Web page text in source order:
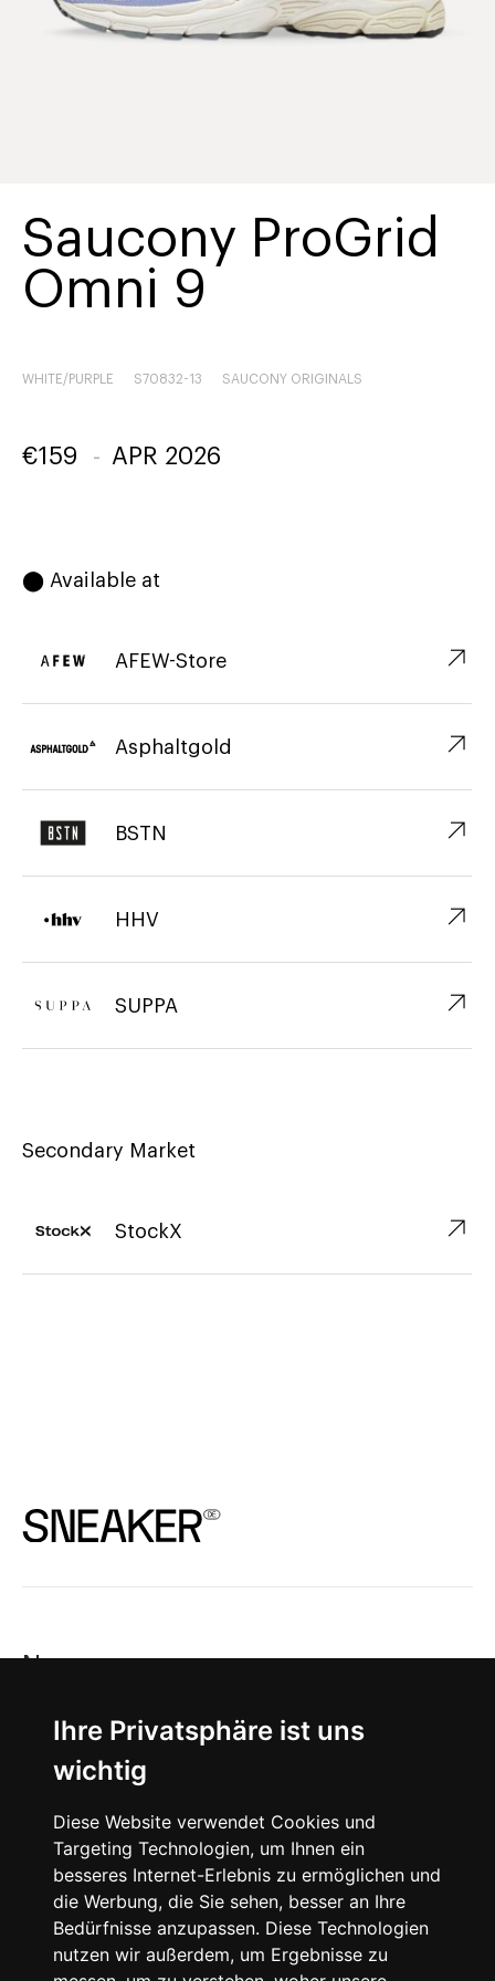
Ihre Privatsphäre ist uns
wichtig
Diese Website verwendet Cookies und
Targeting Technologien, um Ihnen ein
besseres Internet-Erlebnis zu ermöglichen und
die Werbung, die Sie sehen, besser an Ihre
Bedürfnisse anzupassen. Diese Technologien
nutzen wir außerdem, um Ergebnisse zu
Saucony ProGrid
Omni 9
WHITE/PURPLE S70832-13 SAUCONY ORIGINALS
€159 - APR 2026
⬤ Available at
AFEW-Store ↗︎
Asphaltgold ↗︎
BSTN ↗︎
HHV ↗︎
SUPPA ↗︎
Secondary Market
StockX ↗︎
News
About
Instagram
Facebook